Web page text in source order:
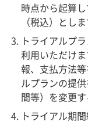
時点から起算
（税込）とし
トライアルプ
利用いただけ
報、支払方法
ルプランの提
間等）を変更す
トライアル期